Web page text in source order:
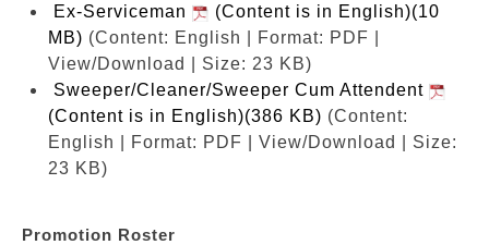
Ex-Serviceman
(Content is in English)(10
MB) (Content: English | Format: PDF |
View/Download | Size: 23 KB)
Sweeper/Cleaner/Sweeper Cum Attendent
(Content is in English)(386 KB) (Content:
English | Format: PDF | View/Download | Size:
23 KB)
Promotion Roster